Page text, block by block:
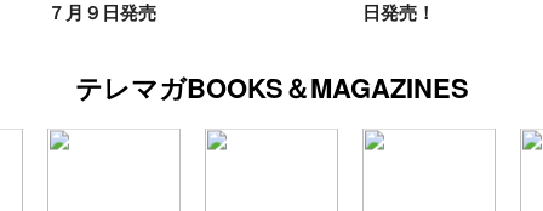
テレマガBOOKS＆MAGAZINES